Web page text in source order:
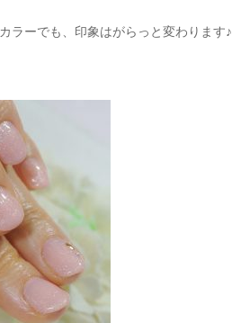
ラーでも、印象はがらっと変わります♪